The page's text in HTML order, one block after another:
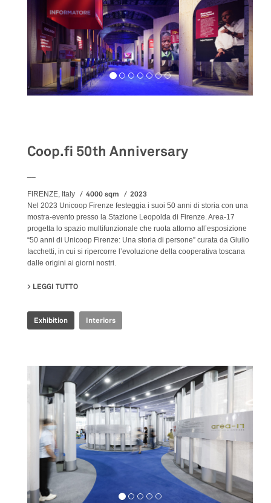
Coop.fi 50th Anniversary
FIRENZE, Italy 4000 sqm 2023
Nel 2023 Unicoop Firenze festeggia i suoi 50 anni di storia con una
mostra-evento presso la Stazione Leopolda di Firenze. Area-17
progetta lo spazio multifunzionale che ruota attorno all’esposizione
“50 anni di Unicoop Firenze: Una storia di persone” curata da Giulio
Iacchetti, in cui si ripercorre l’evoluzione della cooperativa toscana
dalle origini ai giorni nostri.
LEGGI TUTTO
Exhibition Interiors